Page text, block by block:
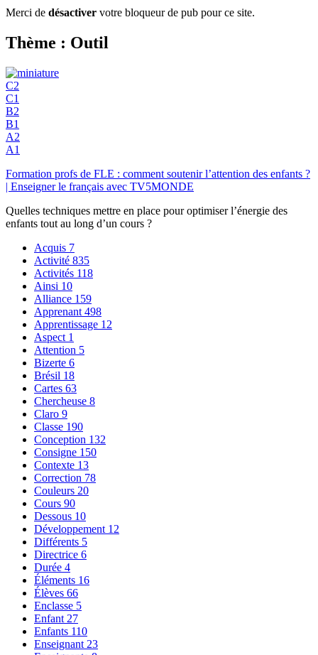
Merci de désactiver votre bloqueur de pub pour ce site.
Thème : Outil
C2
C1
B2
B1
A2
A1
Formation profs de FLE : comment soutenir l’attention des enfants ?
| Enseigner le français avec TV5MONDE
Quelles techniques mettre en place pour optimiser l’énergie des
enfants tout au long d’un cours ?
Acquis 7
Activité 835
Activités 118
Ainsi 10
Alliance 159
Apprenant 498
Apprentissage 12
Aspect 1
Attention 5
Bizerte 6
Brésil 18
Cartes 63
Chercheuse 8
Claro 9
Classe 190
Conception 132
Consigne 150
Contexte 13
Correction 78
Couleurs 20
Cours 90
Dessous 10
Développement 12
Différents 5
Directrice 6
Durée 4
Éléments 16
Élèves 66
Enclasse 5
Enfant 27
Enfants 110
Enseignant 23